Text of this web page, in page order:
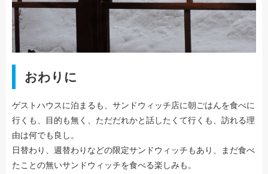
おわりに
ゲストハウスに泊まるも、サンドウィッチ店に朝ごはんを食べに
行くも、目的も無く、ただだれかと話したくて行くも、訪れる理
由は何でも良し。
日替わり、週替わりなどの限定サンドウィッチもあり、まだ食べ
たことの無いサンドウィッチを食べる楽しみも。